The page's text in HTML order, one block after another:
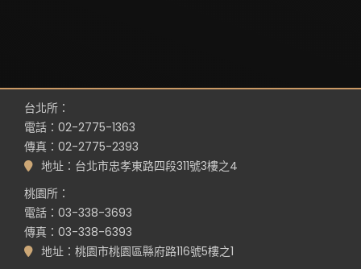
台北所：
電話：02-2775-1363
傳真：02-2775-2393
地址：台北市忠孝東路四段311號3樓之4
桃園所：
電話：03-338-3693
傳真：03-338-6393
地址：桃園市桃園區縣府路116號5樓之1